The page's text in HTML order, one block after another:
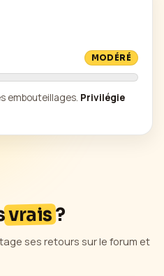
MODÉRÉ
embouteillages. Privilégie
vrais?
ses retours sur le forum et